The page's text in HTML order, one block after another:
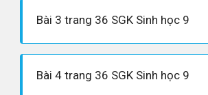
Bài 3 trang 36 SGK Sinh học 9
Bài 4 trang 36 SGK Sinh học 9